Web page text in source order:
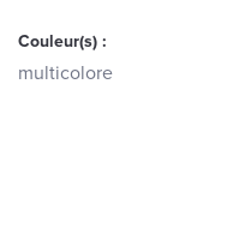
Couleur(s) :
multicolore